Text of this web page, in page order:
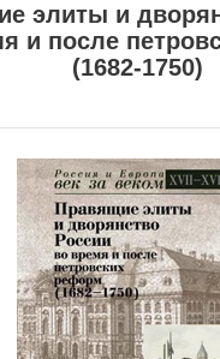
элиты и
и после
(1682-1750)